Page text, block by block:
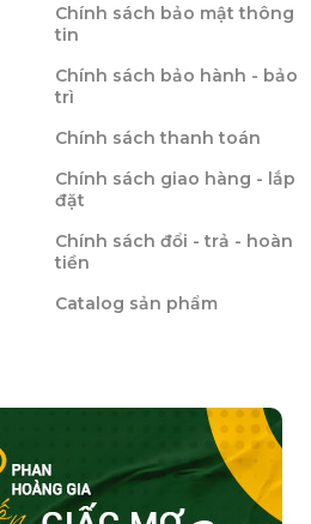
Chính sách bảo mật thông
tin
Chính sách bảo hành - bảo
trì
Chính sách thanh toán
Chính sách giao hàng - lắp
đặt
Chính sách đổi - trả - hoàn
tiền
Catalog sản phẩm